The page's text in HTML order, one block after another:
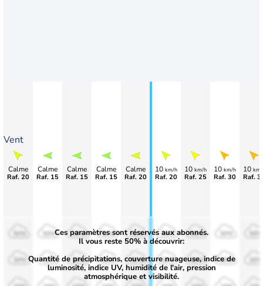
Vent
Calme
Raf. 20
Calme
Raf. 15
Calme
Raf. 15
Calme
Raf. 15
Calme
Raf. 20
10 km/h
Raf. 20
10 km/h
Raf. 25
10 km/h
Raf. 30
10
Raf.
50%
30%
50%
30%
50%
30%
50%
30%
50%
30%
50%
30%
50%
30%
Ces paramètres sont réservés aux abonnés.
Il vous reste 50% à découvrir:
Quantité de précipitations, couverture nuageuse, indice de
luminosité, indice UV, humidité de l'air, pression
atmosphérique et visibilité.